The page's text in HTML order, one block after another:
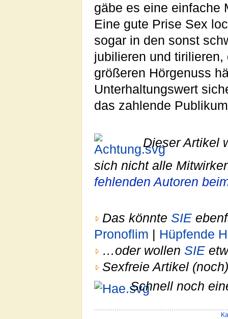
gäbe es eine einfache
Eine gute Prise Sex
sogar in den sonst
jubilieren und
größeren Hörgenuss
Unterhaltungswert
das zahlende
Dieser Artikel
sich nicht alle
fehlenden Autoren
Das könnte SIE
Pronoflim | Hüpfende
…oder wollen SIE
Sexfreie Artikel
Schnell noch